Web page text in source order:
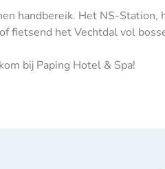
handbereik. Het NS-Station,
fietsend het Vechtdal vol
bij Paping Hotel & Spa!